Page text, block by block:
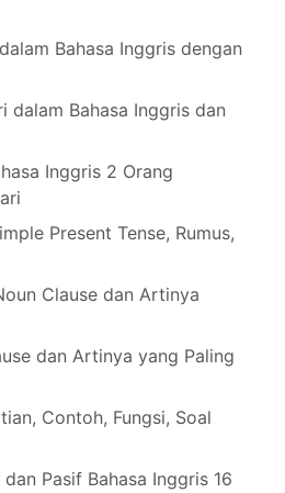
Bahasa Inggris dengan
dalam Bahasa Inggris dan
Inggris 2 Orang
Present Tense, Rumus,
Clause dan Artinya
dan Artinya yang Paling
Contoh, Fungsi, Soal
Pasif Bahasa Inggris 16